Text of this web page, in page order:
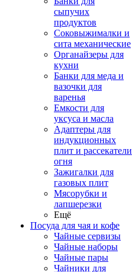
сыпучих
продуктов
Соковыжималки и
сита механические
Органайзеры для
кухни
Банки для меда и
вазочки для
варенья
Емкости для
уксуса и масла
Адаптеры для
индукционных
плит и рассекатели
огня
Зажигалки для
газовых плит
Мясорубки и
лапшерезки
Ещё
Посуда для чая и кофе
Чайные сервизы
Чайные наборы
Чайные пары
Чайники для